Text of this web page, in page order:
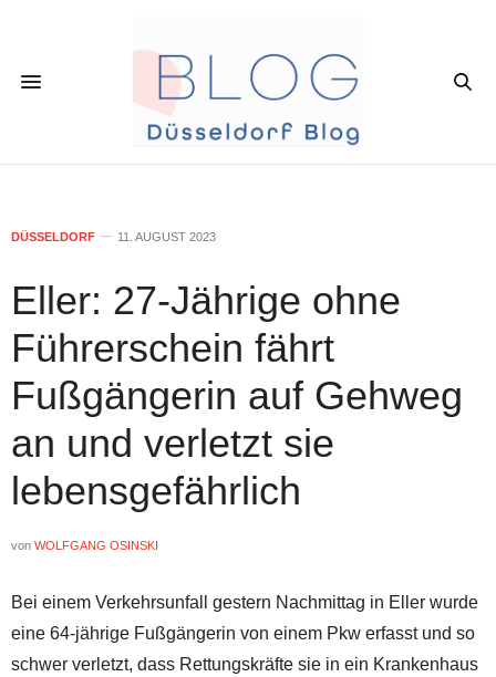
DÜSSELDORF 11. AUGUST 2023
Eller: 27-Jährige ohne
Führerschein fährt
Fußgängerin auf Gehweg
an und verletzt sie
lebensgefährlich
von WOLFGANG OSINSKI
Bei einem Verkehrsunfall gestern Nachmittag in Eller wurde
eine 64-jährige Fußgängerin von einem Pkw erfasst und so
schwer verletzt, dass Rettungskräfte sie in ein Krankenhaus